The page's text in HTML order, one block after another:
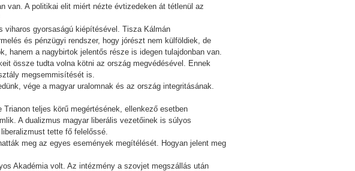
van. A politikai elit miért nézte évtizedeken át tétlenül az
viharos gyorsaságú kiépítésével. Tisza Kálmán
és pénzügyi rendszer, hogy jórészt nem külföldiek, de
hanem a nagybirtok jelentős része is idegen tulajdonban van.
össze tudta volna kötni az ország megvédésével. Ennek
megsemmisítését is.
vége a magyar uralomnak és az ország integritásának.
teljes körű megértésének, ellenkező esetben
A dualizmus magyar liberális vezetőinek is súlyos
tette fő felelőssé.
meg az egyes események megítélését. Hogyan jelent meg
Akadémia volt. Az intézmény a szovjet megszállás után